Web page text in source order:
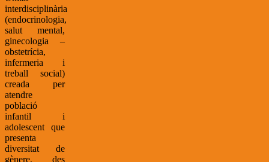
interdisciplinària
(endocrinologia,
salut mental,
ginecologia –
obstetrícia,
infermeria i
treball social)
creada per
atendre
població
infantil i
adolescent que
presenta
diversitat de
gènere, des